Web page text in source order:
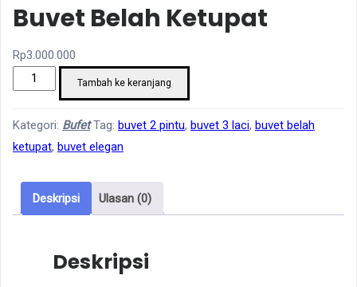
Buvet Belah Ketupat
Rp3.000.000
Kuantitas
Belah
Ketupat
Tambah ke keranjang
Kategori: Bufet Tag: buvet 2 pintu, buvet 3 laci, buvet belah
ketupat, buvet elegan
Deskripsi Ulasan (0)
Deskripsi